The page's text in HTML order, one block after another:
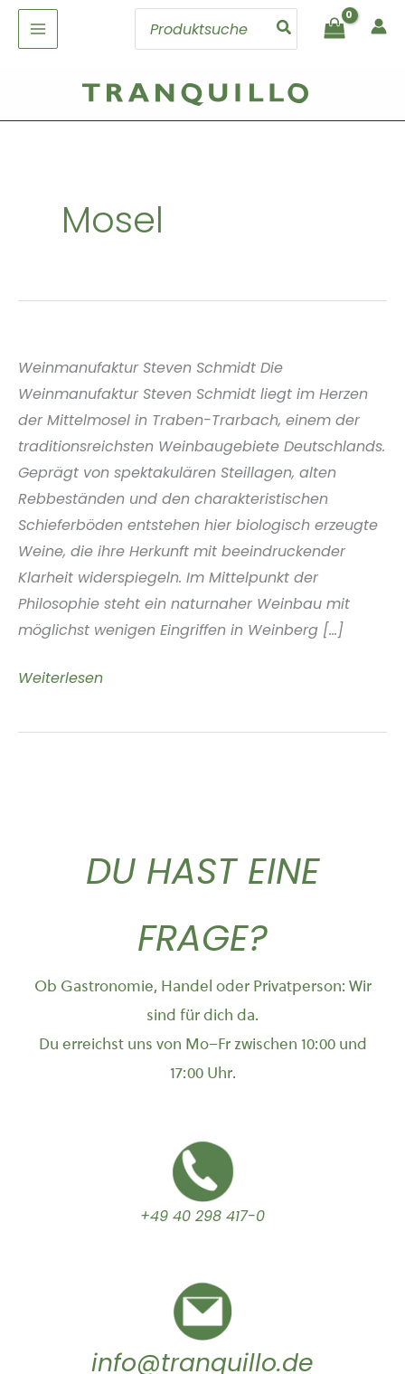
Inhalt
springen
Search
Mosel
Weinmanufaktur Steven Schmidt Die
Weinmanufaktur Steven Schmidt liegt im Herzen
der Mittelmosel in Traben-Trarbach, einem der
traditionsreichsten Weinbaugebiete Deutschlands.
Geprägt von spektakulären Steillagen, alten
Rebbeständen und den charakteristischen
Schieferböden entstehen hier biologisch erzeugte
Weine, die ihre Herkunft mit beeindruckender
Klarheit widerspiegeln. Im Mittelpunkt der
Philosophie steht ein naturnaher Weinbau mit
möglichst wenigen Eingriffen in Weinberg [...]
Weinmanufaktur
Schmidt
Weiterlesen
DU HAST EINE
FRAGE?
Ob Gastronomie, Handel oder Privatperson: Wir
sind für dich da.
Du erreichst uns von Mo–Fr zwischen 10:00 und
17:00 Uhr.
+49 40 298 417-0
info@tranquillo.de